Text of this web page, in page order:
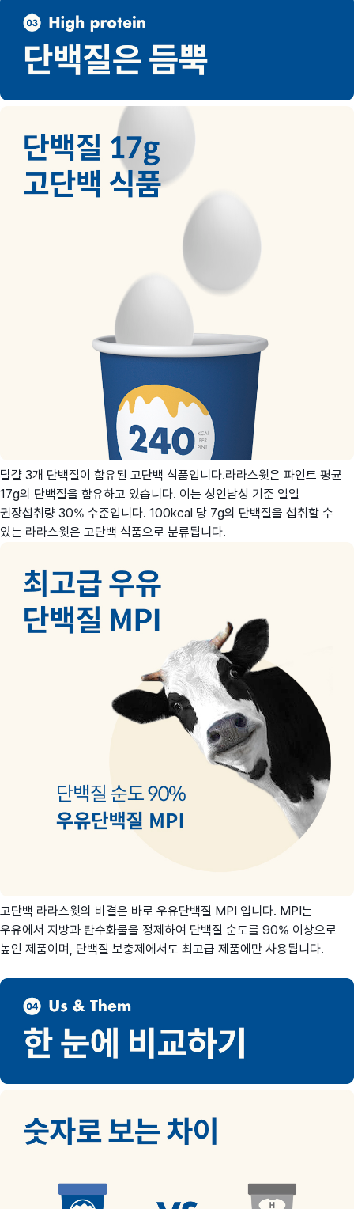
달걀 3개 단백질이 함유된 고단백 식품입니다.라라스윗은 파인트 평균
17g의 단백질을 함유하고 있습니다. 이는 성인남성 기준 일일
권장섭취량 30% 수준입니다. 100kcal 당 7g의 단백질을 섭취할 수
있는 라라스윗은 고단백 식품으로 분류됩니다.
고단백 라라스윗의 비결은 바로 우유단백질 MPI 입니다. MPI는
우유에서 지방과 탄수화물을 정제하여 단백질 순도를 90% 이상으로
높인 제품이며, 단백질 보충제에서도 최고급 제품에만 사용됩니다.